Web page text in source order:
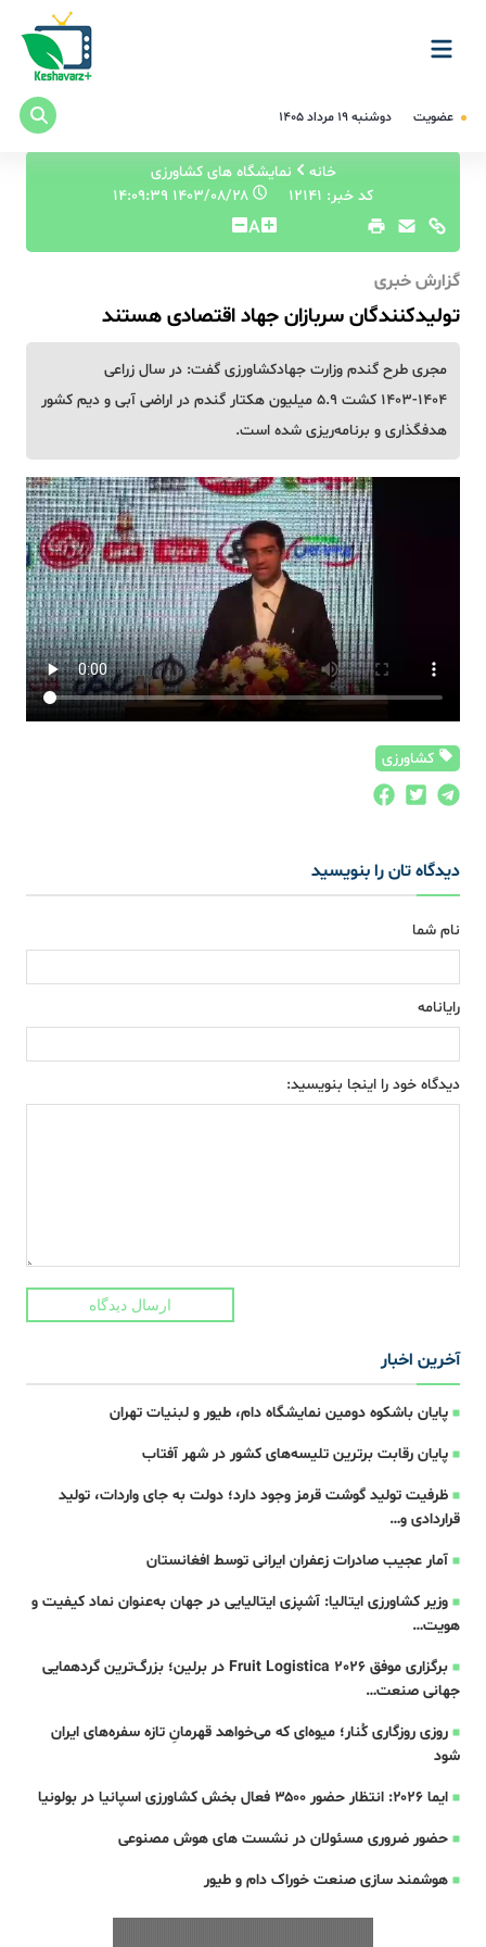
عضویت دوشنبه ۱۹ مرداد ۱۴۰۵
خانه
نمایشگاه های کشاورزی
کد خبر: 12141
۱۴۰۳/۰۸/۲۸ ۱۴:۰۹:۳۹
A
گزارش خبری
تولیدکنندگان سربازان جهاد اقتصادی هستند
مجری طرح گندم وزارت جهادکشاورزی گفت: در سال زراعی
۱۴۰۴-۱۴۰۳ کشت ۵.۹ میلیون هکتار گندم در اراضی آبی و دیم کشور
هدفگذاری و برنامه‌ریزی شده است.
کشاورزی
دیدگاه تان را بنویسید
نام شما
رایانامه
دیدگاه خود را اینجا بنویسید:
ارسال دیدگاه
آخرین اخبار
پایان باشکوه دومین نمایشگاه دام، طیور و لبنیات تهران
پایان رقابت برترین تلیسه‌های کشور در شهر آفتاب
ظرفیت تولید گوشت قرمز وجود دارد؛ دولت به جای واردات، تولید
قراردادی و…
آمار عجیب صادرات زعفران ایرانی توسط افغانستان
وزیر کشاورزی ایتالیا: آشپزی ایتالیایی در جهان به‌عنوان نماد کیفیت و
هویت…
برگزاری موفق Fruit Logistica 2026 در برلین؛ بزرگ‌ترین گردهمایی
جهانی صنعت…
روزی روزگاری کُنار؛ میوه‌ای که می‌خواهد قهرمانِ تازه‌ سفره‌های ایران
شود
ایما ۲۰۲۶: انتظار حضور ۳۵۰۰ فعال بخش کشاورزی اسپانیا در بولونیا
حضور ضروری مسئولان در نشست های هوش مصنوعی
هوشمند سازی صنعت خوراک دام و طیور